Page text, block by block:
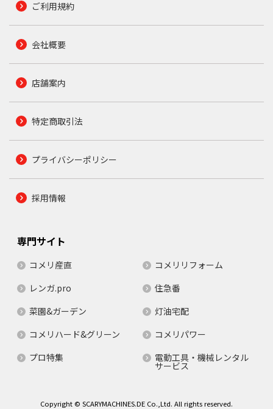
ご利用規約
会社概要
店舗案内
特定商取引法
プライバシーポリシー
採用情報
専門サイト
コメリ産直
コメリリフォーム
レンガ.pro
住急番
菜園&ガーデン
灯油宅配
コメリハード&グリーン
コメリパワー
プロ特集
電動工具・機械レンタル
サービス
Copyright © SCARYMACHINES.DE Co.,Ltd. All rights reserved.